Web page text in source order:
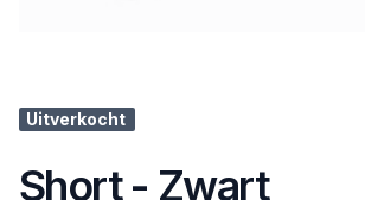
Uitverkocht
Short - Zwart